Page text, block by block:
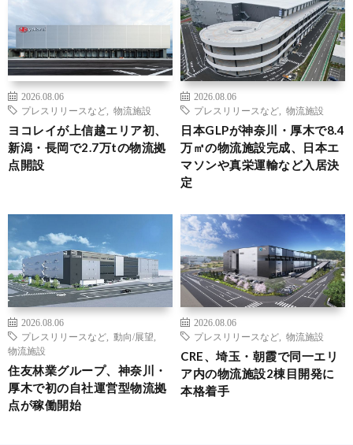
2026.08.06
プレスリリースなど
物流施設
ヨコレイが上信越エリア初、
新潟・長岡で2.7万tの物流拠
点開設
2026.08.06
プレスリリースなど
物流施設
日本GLPが神奈川・厚木で8.4
万㎡の物流施設完成、日本エ
マソンや真栄運輸など入居決
定
2026.08.06
プレスリリースなど
動向/展望
物流施設
住友林業グループ、神奈川・
厚木で初の自社運営型物流拠
点が稼働開始
2026.08.06
プレスリリースなど
物流施設
CRE、埼玉・朝霞で同一エリ
ア内の物流施設2棟目開発に
本格着手